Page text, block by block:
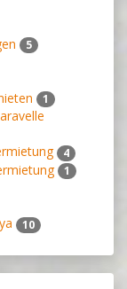
5
1
4
1
10